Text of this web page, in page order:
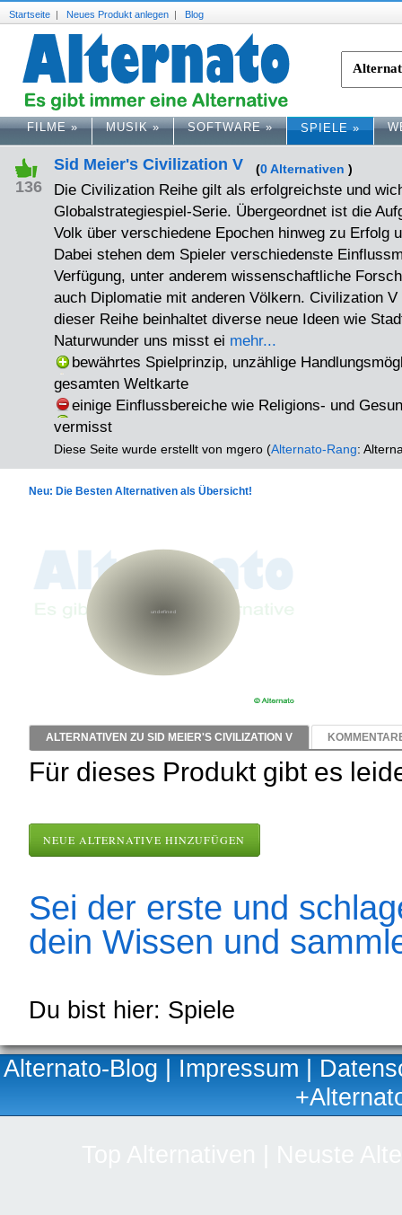
Startseite | Neues Produkt anlegen | Blog
FILME» MUSIK» SOFTWARE» SPIELE»
136
Sid Meier's Civilization V (0 Alternativen )
Die Civilization Reihe gilt als erfolgreichste und
Globalstrategiespiel-Serie. Übergeordnet ist die
Volk über verschiedene Epochen hinweg zu Erfolg
Dabei stehen dem Spieler verschiedenste
Verfügung, unter anderem wissenschaftliche
auch Diplomatie mit anderen Völkern. Civilization
dieser Reihe beinhaltet diverse neue Ideen wie
Naturwunder uns misst ei mehr...
bewährtes Spielprinzip, unzählige
gesamten Weltkarte
einige Einflussbereiche wie Religions- und
vermisst
Diese Seite wurde erstellt von mgero (Alternato-Rang:
Neu: Die Besten Alternativen als Übersicht!
ALTERNATIVEN ZU SID MEIER'S CIVILIZATION V
Für dieses Produkt gibt es
NEUE ALTERNATIVE HINZUFÜGEN
Sei der erste und
dein Wissen und
Du bist hier: Spiele
Alternato-Blog | Impressum |